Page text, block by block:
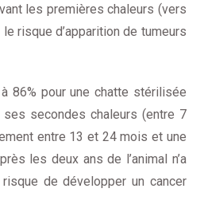
les premières chaleurs (vers
risque d’apparition de tumeurs
86% pour une chatte stérilisée
secondes chaleurs (entre 7
entre 13 et 24 mois et une
les deux ans de l’animal n’a
de développer un cancer